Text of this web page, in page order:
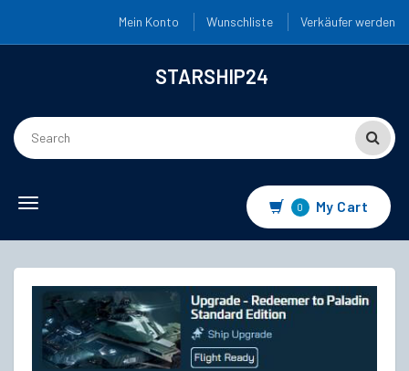
Mein Konto Wunschliste Verkäufer werden
STARSHIP24
Toggle
0 My Cart